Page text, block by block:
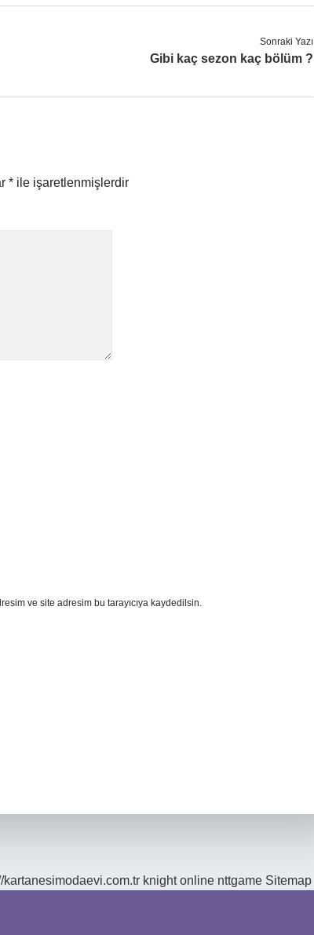
Sonraki Yazı
Gibi kaç sezon kaç bölüm ?
* ile işaretlenmişlerdir
ve site adresim bu tarayıcıya kaydedilsin.
kartanesimodaevi.com.tr knight online nttgame Sitemap